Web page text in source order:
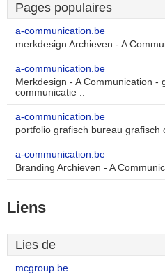
Pages populaires
a-communication.be
merkdesign Archieven - A
a-communication.be
Merkdesign - A Communication -
communicatie ..
a-communication.be
portfolio grafisch bureau grafisch
a-communication.be
Branding Archieven - A
Liens
Lies de
mcgroup.be